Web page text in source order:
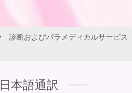
診断およびパラメディカルサービス
日本語通訳